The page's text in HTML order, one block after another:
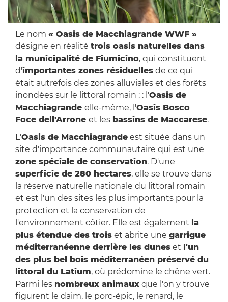
Le nom « Oasis de Macchiagrande WWF »
désigne en réalité trois oasis naturelles dans
la municipalité de Fiumicino, qui constituent
d'importantes zones résiduellesde ce qui
était autrefois des zones alluviales et des forêts
inondées sur le littoral romain : : l'Oasis de
Macchiagrande elle-même, l'Oasis Bosco
Foce dell'Arrone et les bassins de Maccarese.
L'Oasis de Macchiagrandeest située dans un
site d'importance communautaire qui est une
zone spéciale de conservation. D'une
superficie de 280 hectares, elle se trouve dans
la réserve naturelle nationale du littoral romain
et est l'un des sites les plus importants pour la
protection et la conservation de
l'environnement côtier. Elle est également la
plus étendue des troiset abrite une garrigue
méditerranéenne derrière les duneset l'un
des plus bel bois méditerranéen préservé du
littoral du Latium, où prédomine le chêne vert.
Parmi les nombreux animauxque l'on y trouve
figurent le daim, le porc-épic, le renard, le